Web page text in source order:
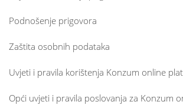
Podnošenje prigovora
Zaštita osobnih podataka
Uvjeti i pravila korištenja Konzum online
Opći uvjeti i pravila poslovanja za Konzum